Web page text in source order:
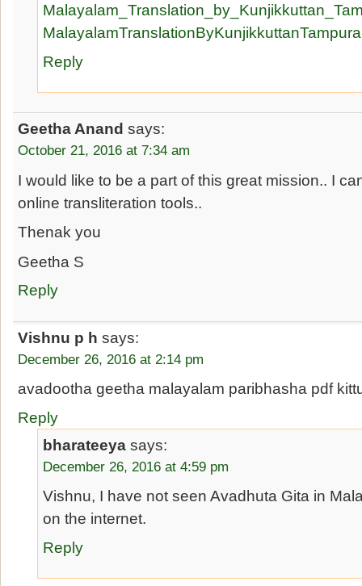
Reply
Geetha Anand says:
October 21, 2016 at 7:34 am
I would like to be a part of this great mission.. I
online transliteration tools..
Thenak you
Geetha S
Reply
Vishnu p h says:
December 26, 2016 at 2:14 pm
avadootha geetha malayalam paribhasha pdf
Reply
bharateeya says:
December 26, 2016 at 4:59 pm
Vishnu, I have not seen Avadhuta Gita in
on the internet.
Reply